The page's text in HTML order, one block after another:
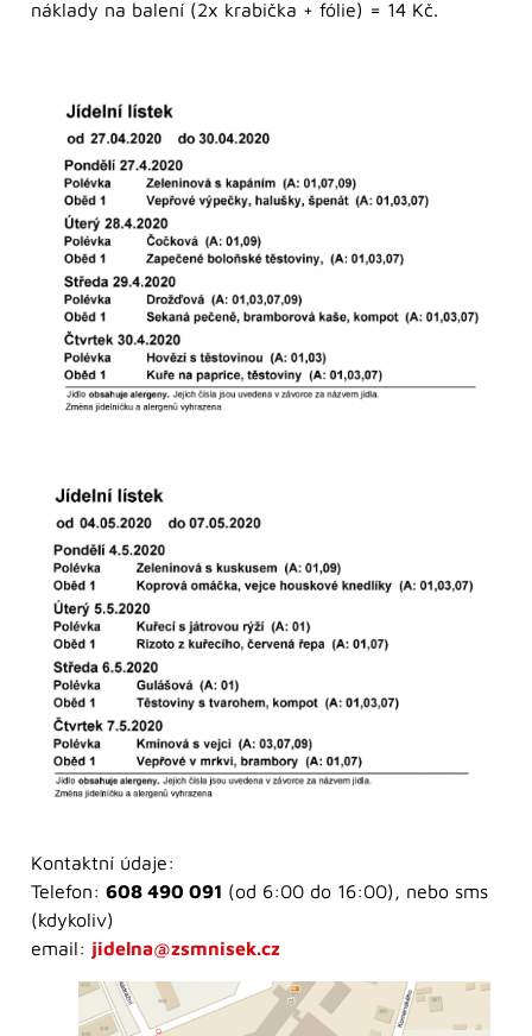
náklady na balení (2x krabička + fólie) = 14 Kč.
Kontaktní údaje:
Telefon: 608 490 091 (od 6:00 do 16:00), nebo sms
(kdykoliv)
email: jidelna@zsmnisek.cz